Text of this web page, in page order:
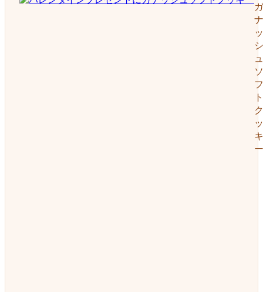
ガ
ナ
ッ
シ
ュ
ソ
フ
ト
ク
ッ
キ
ー